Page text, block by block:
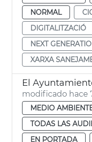
NORMAL
DIGITALITZACIÓ
NEXT
XARXA
modificado hace
MEDIO
TODAS LAS
EN PORTADA